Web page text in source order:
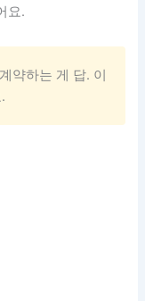
요.
약하는 게 답. 이